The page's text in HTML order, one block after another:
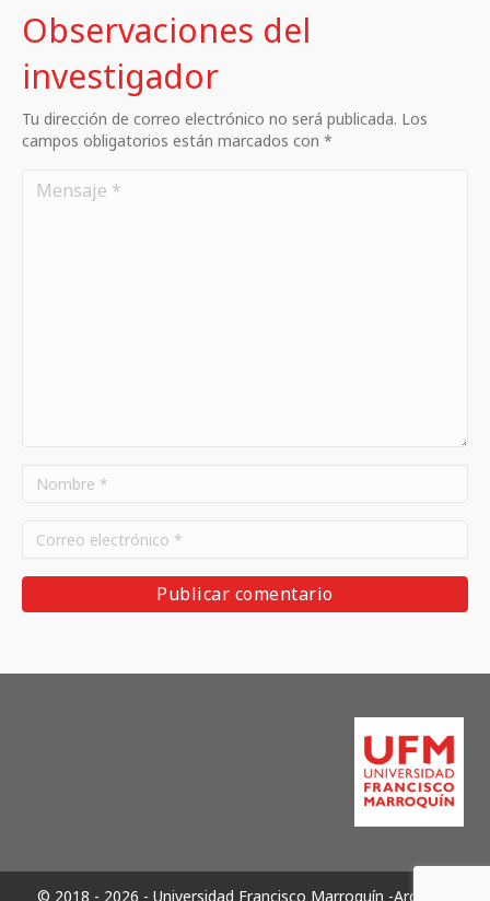
Observaciones del
investigador
Tu dirección de correo electrónico no será publicada. Los
campos obligatorios están marcados con *
© 2018 - 2026 - Universidad Francisco Marroquín -Archivos